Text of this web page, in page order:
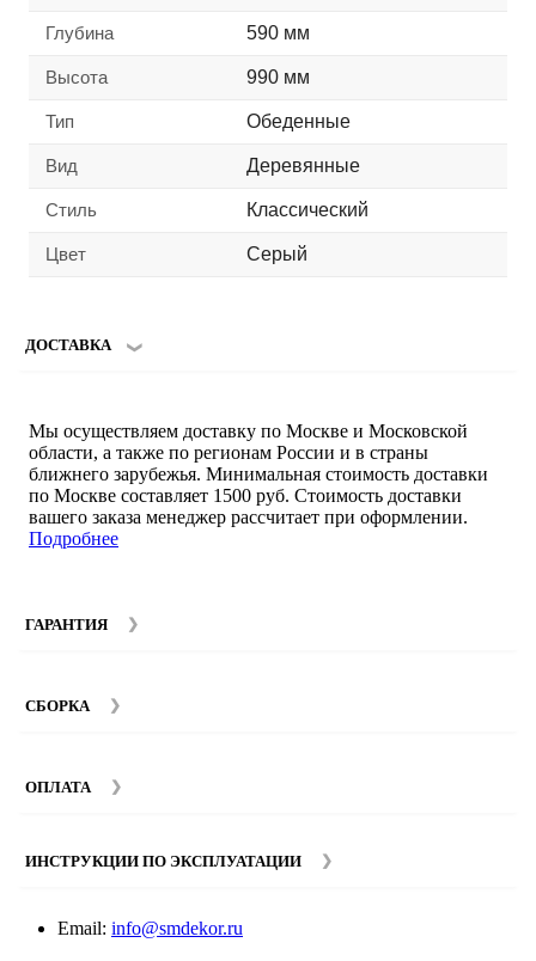
Глубина 590 мм
Высота 990 мм
Тип Обеденные
Вид Деревянные
Стиль Классический
Цвет Серый
ДОСТАВКА
Мы осуществляем доставку по Москве и Московской
области, а также по регионам России и в страны
ближнего зарубежья. Минимальная стоимость доставки
по Москве составляет 1500 руб. Стоимость доставки
вашего заказа менеджер рассчитает при оформлении.
Подробнее
ГАРАНТИЯ
составляет 12 месяцев с момента покупки при
СБОРКА
Стоимость сборки зависит от количества и моделей
ОПЛАТА
ИНСТРУКЦИИ ПО ЭКСПЛУАТАЦИИ
Email: info@smdekor.ru